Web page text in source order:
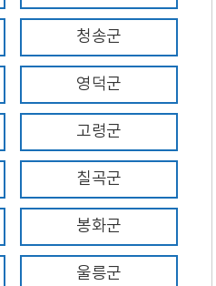
청송군
영덕군
고령군
칠곡군
봉화군
울릉군